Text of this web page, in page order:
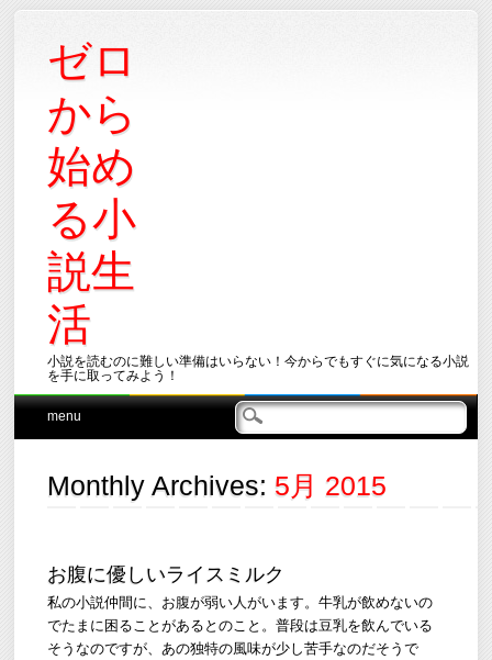
ゼロ
から
始め
る小
説生
活
小説を読むのに難しい準備はいらない！今からでもすぐに気になる小説
を手に取ってみよう！
Main menu
Skip
menu
Monthly Archives: 5月 2015
お腹に優しいライスミルク
私の小説仲間に、お腹が弱い人がいます。牛乳が飲めないの
でたまに困ることがあるとのこと。普段は豆乳を飲んでいる
そうなのですが、あの独特の風味が少し苦手なのだそうで